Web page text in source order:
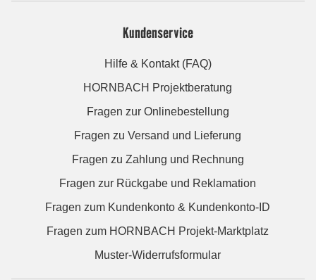
Kundenservice
Hilfe & Kontakt (FAQ)
HORNBACH Projektberatung
Fragen zur Onlinebestellung
Fragen zu Versand und Lieferung
Fragen zu Zahlung und Rechnung
Fragen zur Rückgabe und Reklamation
Fragen zum Kundenkonto & Kundenkonto-ID
Fragen zum HORNBACH Projekt-Marktplatz
Muster-Widerrufsformular